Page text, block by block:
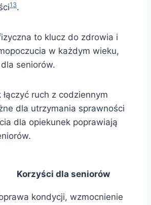
13.
to klucz do zdrowia i
w każdym wieku,
seniorów.
łączyć ruch z codziennym
dla utrzymania sprawności
dla opiekunek poprawiają
Korzyści dla seniorów
kondycji, wzmocnienie